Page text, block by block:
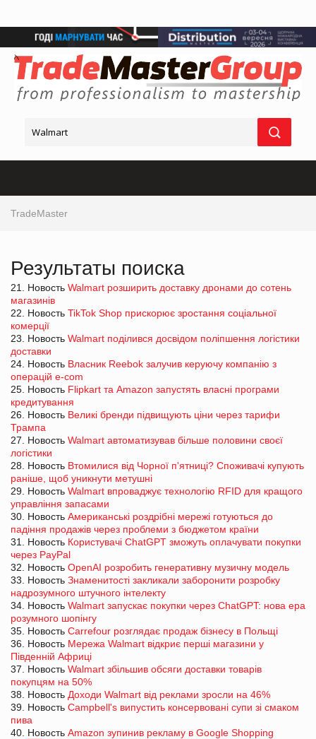
TradeMaster
Результаты поиска
21. Новость Walmart розширить доставку дронами до сотень
магазинів
22. Новость TikTok Shop прискорює зростання соціальної
комерції
23. Новость Walmart поділився досвідом поліпшення логістики
доставки
24. Новость Власник Reebok залучив керуючу компанію з
операцій e-com
25. Новость Flipkart та Amazon запустять власні програми
кредитування
26. Новость Великі бренди підвищують ціни через тарифи
Трампа
27. Новость Walmart автоматизував більше половини своєї
логістики
28. Новость Втомилися від Чорної п'ятниці? Споживачі купують
раніше, щоб уникнути метушні
29. Новость Walmart впроваджує технологію RFID для кращого
управління запасами
30. Новость Американські роздрібні мережі готуються до
падіння продажів через проблеми з бюджетом країни
31. Новость Користувачі ChatGPT зможуть оплачувати покупки
через PayPal
32. Новость OpenAI розробить генеративну музичну модель
33. Новость Знаменитості закликали заборонити розробку
надрозумного штучного інтелекту
34. Новость Walmart запускає покупки через ChatGPT: нова ера
розумного шопінгу
35. Новость Carrefour розглядає продаж бізнесу в Польщі
36. Новость Мережа Walmart відкриє перші магазини у
Південній Африці
37. Новость Walmart збільшив обсяги доставки товарів
покупцям на 50%
38. Новость Доходи Walmart від реклами зросли на 46%
39. Новость Campbell's випустить консервовані супи зі смаком
пива
40. Новость Amazon зупинив рекламу в Google Shopping